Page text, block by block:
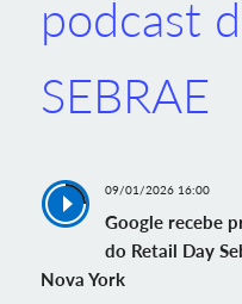
podcast
SEBRAE
09/01/2026 16:00
Google recebe
do Retail Day
Nova York